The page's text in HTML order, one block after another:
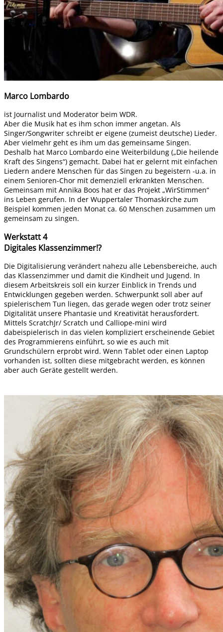
Marco Lombardo
ist Journalist und Moderator beim WDR.
Aber die Musik hat es ihm schon immer angetan. Als
Singer/Songwriter schreibt er eigene (zumeist deutsche) Lieder.
Aber vielmehr geht es ihm um das gemeinsame Singen.
Deshalb hat Marco Lombardo eine Weiterbildung („Die heilende
Kraft des Singens“) gemacht. Dabei hat er gelernt mit einfachen
Liedern andere Menschen für das Singen zu begeistern -u.a. in
einem Senioren-Chor mit demenziell erkrankten Menschen.
Gemeinsam mit Annika Boos hat er das Projekt „WirStimmen“
ins Leben gerufen. In der Wuppertaler Thomaskirche zum
Beispiel kommen jeden Monat ca. 60 Menschen zusammen um
gemeinsam zu singen.
Werkstatt 4
Digitales Klassenzimmer!?
Die Digitalisierung verändert nahezu alle Lebensbereiche, auch
das Klassenzimmer und damit die Kindheit und Jugend. In
diesem Arbeitskreis soll ein kurzer Einblick in Trends und
Entwicklungen gegeben werden. Schwerpunkt soll aber auf
spielerischem Tun liegen, das gerade wegen oder trotz seiner
Digitalität unsere Phantasie und Kreativität herausfordert.
Mittels ScratchJr/ Scratch und Calliope-mini wird
dabeispielerisch in das vielen kompliziert erscheinende Gebiet
des Programmierens einführt, so wie es auch mit
Grundschülern erprobt wird. Wenn Tablet oder einen Laptop
vorhanden ist, sollten diese mitgebracht werden, es können
aber auch Geräte gestellt werden.